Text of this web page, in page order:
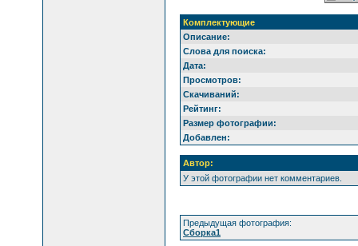
Комплектующие
Описание:
Слова для поиска:
Дата:
Просмотров:
Скачиваний:
Рейтинг:
Размер фотографии:
Добавлен:
Автор:
У этой фотографии нет комментариев.
Предыдущая фотография:
Сборка1